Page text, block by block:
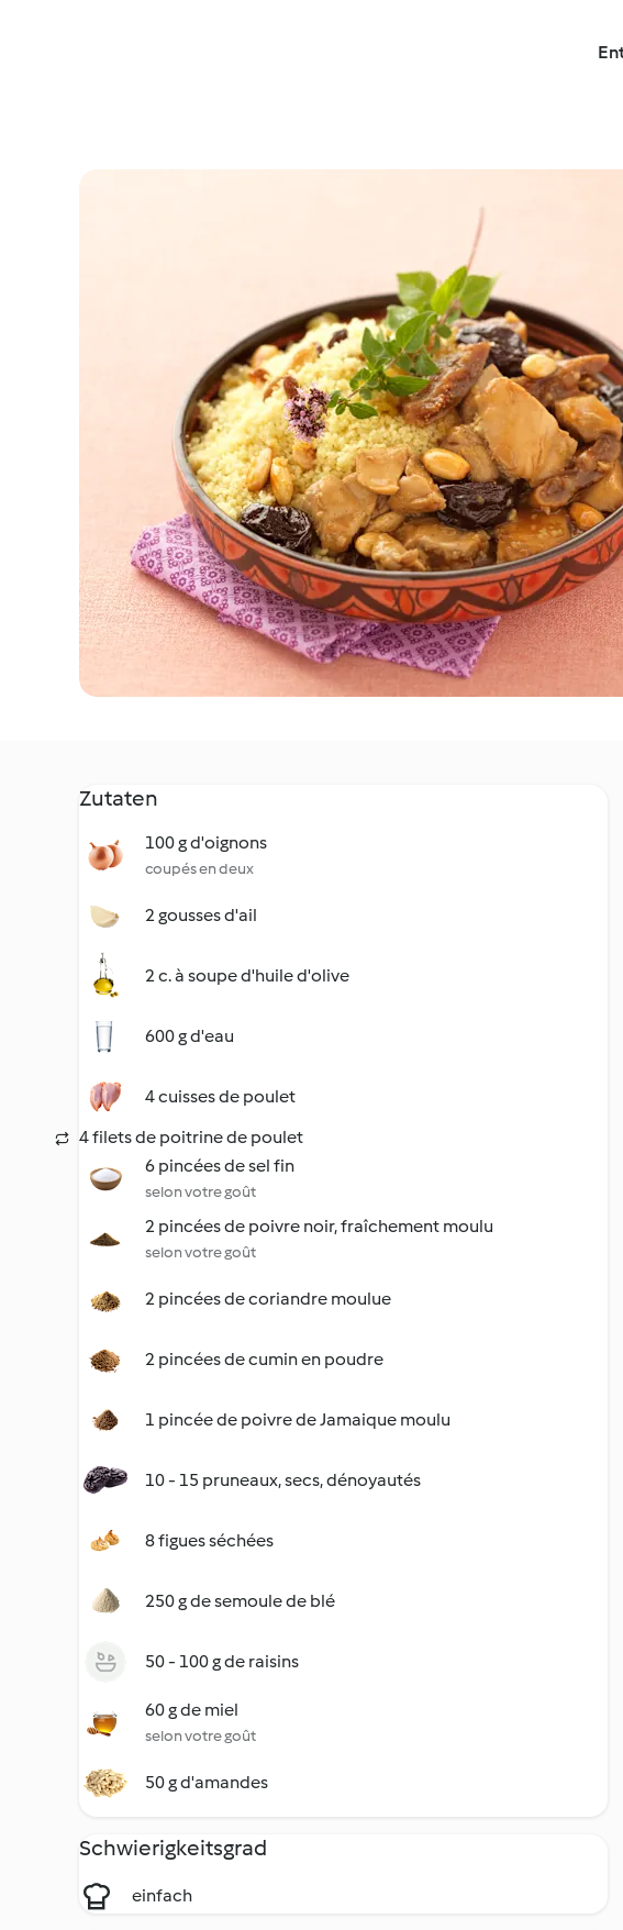
Zutaten
100 g d'oignons
coupés en deux
2 gousses d'ail
2 c. à soupe d'huile d'olive
600 g d'eau
4 cuisses de poulet
4 filets de poitrine de poulet
6 pincées de sel fin
selon votre goût
2 pincées de poivre noir, fraîchement moulu
selon votre goût
2 pincées de coriandre moulue
2 pincées de cumin en poudre
1 pincée de poivre de Jamaique moulu
10 - 15 pruneaux, secs, dénoyautés
8 figues séchées
250 g de semoule de blé
50 - 100 g de raisins
60 g de miel
selon votre goût
50 g d'amandes
Schwierigkeitsgrad
einfach